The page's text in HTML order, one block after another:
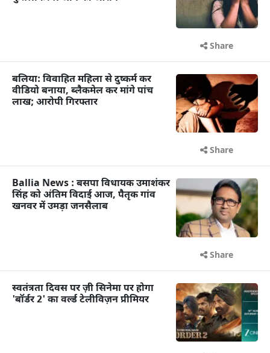
Share
बलिया: विवाहित महिला से दुष्कर्म कर
वीडियो बनाया, ब्लैकमेल कर मांगे पांच
लाख; आरोपी गिरफ्तार
Share
Ballia News : बसपा विधायक उमाशंकर
सिंह को अंतिम विदाई आज, पैतृक गांव
खनवर में उमड़ा जनसैलाब
Share
स्वतंत्रता दिवस पर ज़ी सिनेमा पर होगा
'बॉर्डर 2' का वर्ल्ड टेलीविज़न प्रीमियर